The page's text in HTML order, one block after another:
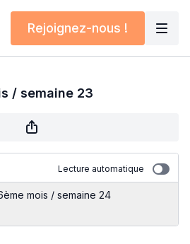
Rejoignez-nous !
/ semaine 23
Lecture automatique
mois / semaine 24